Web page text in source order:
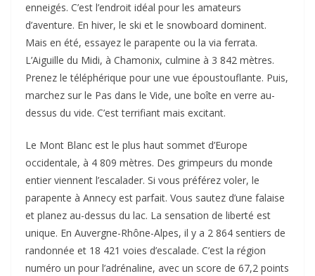
enneigés. C’est l’endroit idéal pour les amateurs
d’aventure. En hiver, le ski et le snowboard dominent.
Mais en été, essayez le parapente ou la via ferrata.
L’Aiguille du Midi, à Chamonix, culmine à 3 842 mètres.
Prenez le téléphérique pour une vue époustouflante. Puis,
marchez sur le Pas dans le Vide, une boîte en verre au-
dessus du vide. C’est terrifiant mais excitant.
Le Mont Blanc est le plus haut sommet d’Europe
occidentale, à 4 809 mètres. Des grimpeurs du monde
entier viennent l’escalader. Si vous préférez voler, le
parapente à Annecy est parfait. Vous sautez d’une falaise
et planez au-dessus du lac. La sensation de liberté est
unique. En Auvergne-Rhône-Alpes, il y a 2 864 sentiers de
randonnée et 18 421 voies d’escalade. C’est la région
numéro un pour l’adrénaline, avec un score de 67,2 points